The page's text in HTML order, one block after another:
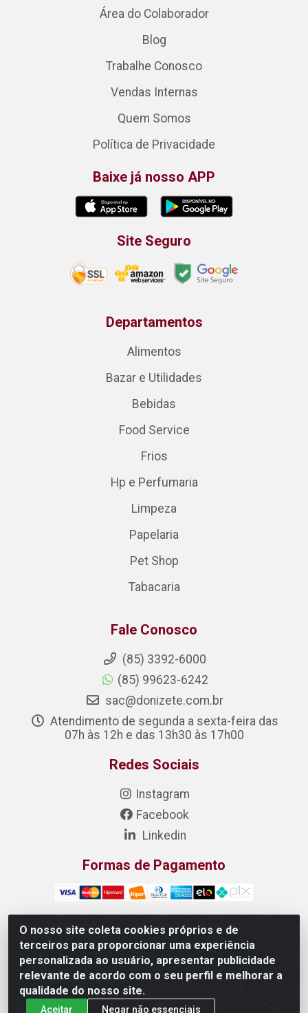
O nosso site coleta cookies próprios e de
terceiros para proporcionar uma experiência
personalizada ao usuário, apresentar publicidade
relevante de acordo com o seu perfil e melhorar a
qualidade do nosso site.
Aceitar Negar não essenciais
Área do Colaborador
Blog
Trabalhe Conosco
Vendas Internas
Quem Somos
Política de Privacidade
Baixe já nosso APP
Site Seguro
Departamentos
Alimentos
Bazar e Utilidades
Bebidas
Food Service
Frios
Hp e Perfumaria
Limpeza
Papelaria
Pet Shop
Tabacaria
Fale Conosco
(85) 3392-6000
(85) 99623-6242
sac@donizete.com.br
Atendimento de segunda a sexta-feira das
07h às 12h e das 13h30 às 17h00
Redes Sociais
Instagram
Facebook
Linkedin
Formas de Pagamento
DONIZETE DISTRIBUIDORA DE ALIMENTOS S/A - Rua
Raimundo Matias, 377 - Pedras, Itaitinga/CE - CEP
61.887-880 - CNPJ 23.577.851/0001-05